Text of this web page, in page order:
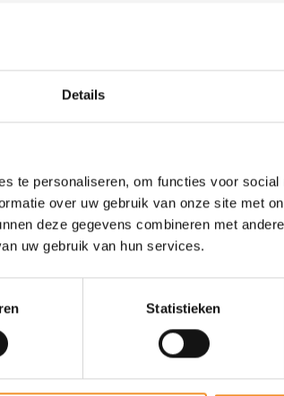
Details
te personaliseren, om functies voor social
over uw gebruik van onze site met
deze gegevens combineren met
uw gebruik van hun services.
Statistieken